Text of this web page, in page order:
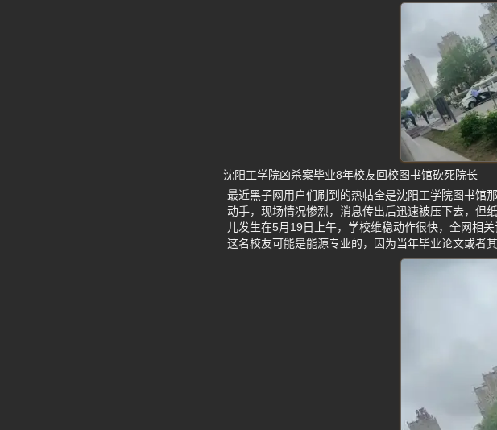
沈阳工学院凶杀案毕业8年校友回校图书馆砍死院长
最近黑子网用户们刷到的热帖全是沈阳工学院图书馆
动手，现场情况惨烈，消息传出后迅速被压下去，但
儿发生在5月19日上午，学校维稳动作很快，全网相
这名校友可能是能源专业的，因为当年毕业论文或者